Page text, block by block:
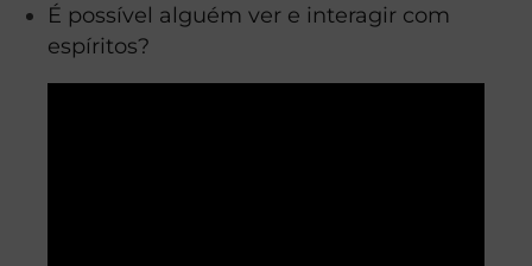
É possível alguém ver e interagir com
espíritos?